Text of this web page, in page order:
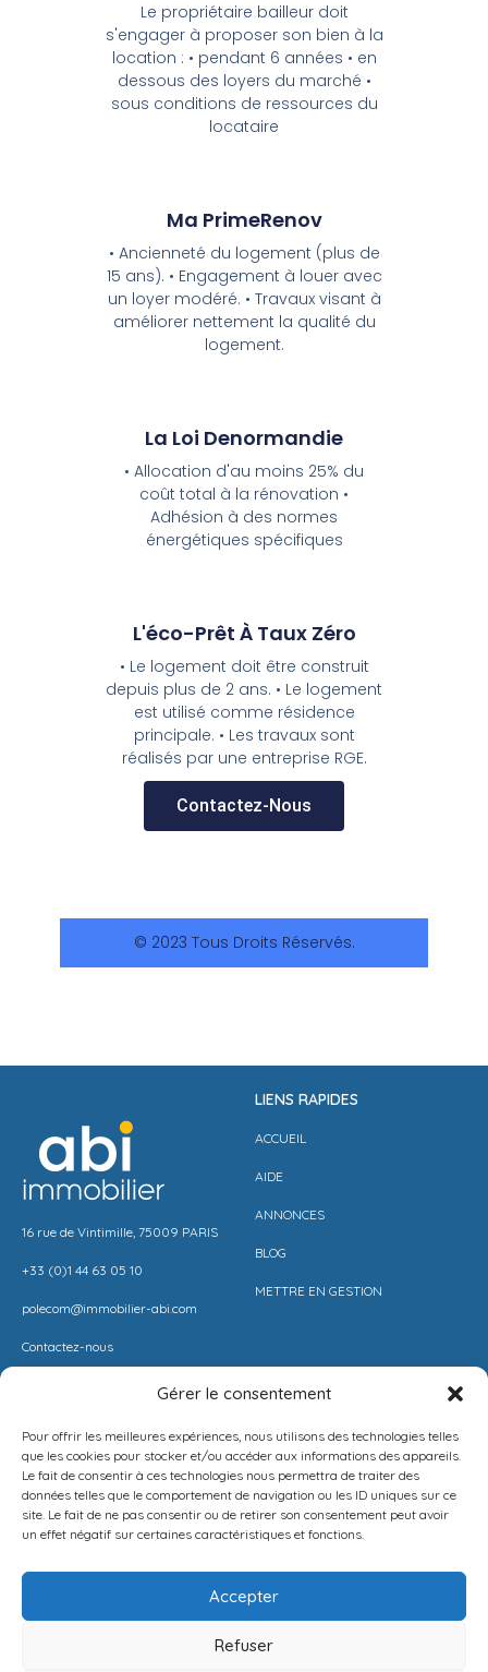
Gérer le consentement
Pour offrir les meilleures expériences, nous utilisons des technologies telles
que les cookies pour stocker et/ou accéder aux informations des appareils.
Le fait de consentir à ces technologies nous permettra de traiter des
données telles que le comportement de navigation ou les ID uniques sur ce
site. Le fait de ne pas consentir ou de retirer son consentement peut avoir
un effet négatif sur certaines caractéristiques et fonctions.
Accepter
Refuser
Le propriétaire bailleur doit
s'engager à proposer son bien à la
location : • pendant 6 années • en
dessous des loyers du marché •
sous conditions de ressources du
locataire
Ma PrimeRenov
• Ancienneté du logement (plus de
15 ans). • Engagement à louer avec
un loyer modéré. • Travaux visant à
améliorer nettement la qualité du
logement.
La Loi Denormandie
• Allocation d'au moins 25% du
coût total à la rénovation •
Adhésion à des normes
énergétiques spécifiques
L'éco-Prêt À Taux Zéro
• Le logement doit être construit
depuis plus de 2 ans. • Le logement
est utilisé comme résidence
principale. • Les travaux sont
réalisés par une entreprise RGE.
Contactez-Nous
© 2023 Tous Droits Réservés.
16 rue de Vintimille, 75009 PARIS
+33 (0)1 44 63 05 10
polecom@immobilier-abi.com
Contactez-nous
LIENS RAPIDES
ACCUEIL
AIDE
ANNONCES
BLOG
METTRE EN GESTION
ESPACE CLIENT
ESTIMER MON LOYER
PROPOSEZ VOTRE APPARTEMENT
BARÈME AGENCE
CONDITIONS DE VENTE
LA SOLUTION IMMO
POLITIQUE DE CONFIDENTIALITÉ